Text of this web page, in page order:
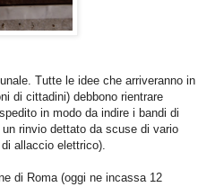
Tutte le idee che arriveranno in
di cittadini) debbono rientrare
in modo da indire i bandi di
rinvio dettato da scuse di vario
allaccio elettrico).
di Roma (oggi ne incassa 12